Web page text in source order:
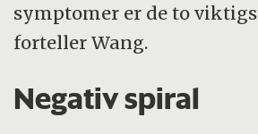
symptomer er de to
forteller Wang.
Negativ spiral